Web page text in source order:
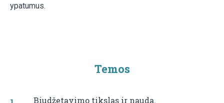
ypatumus.
Temos
Biudžetavimo tikslas ir nauda.